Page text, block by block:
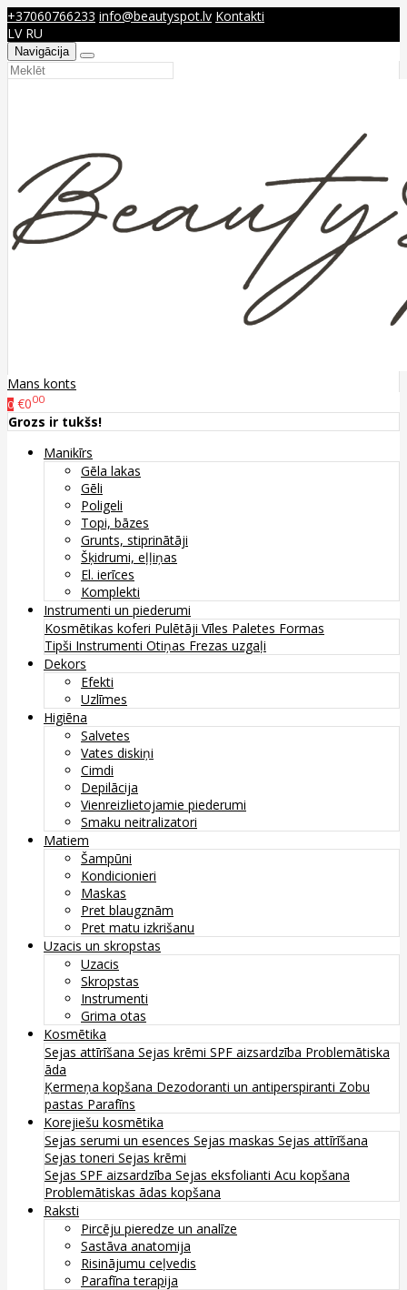
+37060766233 info@beautyspot.lv Kontakti
LV RU
Navigācija
Mans konts
0 €000
Grozs ir tukšs!
Manikīrs
Gēla lakas
Gēli
Poligeli
Topi, bāzes
Grunts, stiprinātāji
Šķidrumi, eļļiņas
El. ierīces
Komplekti
Instrumenti un piederumi
Kosmētikas koferi Pulētāji Vīles Paletes Formas
Tipši Instrumenti Otiņas Frezas uzgaļi
Dekors
Efekti
Uzlīmes
Higiēna
Salvetes
Vates diskiņi
Cimdi
Depilācija
Vienreizlietojamie piederumi
Smaku neitralizatori
Matiem
Šampūni
Kondicionieri
Maskas
Pret blaugznām
Pret matu izkrišanu
Uzacis un skropstas
Uzacis
Skropstas
Instrumenti
Grima otas
Kosmētika
Sejas attīrīšana Sejas krēmi SPF aizsardzība Problemātiska
āda
Ķermeņa kopšana Dezodoranti un antiperspiranti Zobu
pastas Parafīns
Korejiešu kosmētika
Sejas serumi un esences Sejas maskas Sejas attīrīšana
Sejas toneri Sejas krēmi
Sejas SPF aizsardzība Sejas eksfolianti Acu kopšana
Problemātiskas ādas kopšana
Raksti
Pircēju pieredze un analīze
Sastāva anatomija
Risinājumu ceļvedis
Parafīna terapija